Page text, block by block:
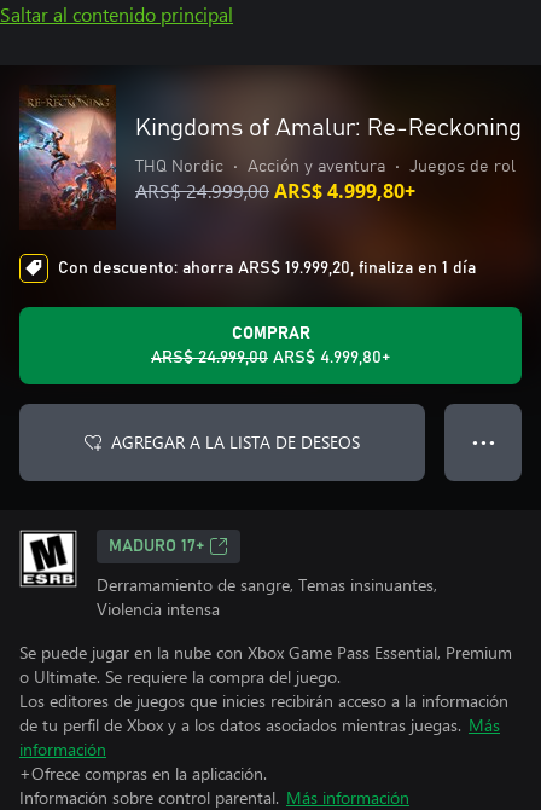
Saltar al contenido principal
Kingdoms of Amalur: Re-Reckoning
THQ Nordic • Acción y aventura • Juegos de rol
ARS$ 24.999,00ARS$ 4.999,80+
Con descuento: ahorra ARS$ 19.999,20, finaliza en 1 día
COMPRAR
ARS$ 24.999,00 ARS$ 4.999,80+
AGREGAR A LA LISTA DE DESEOS ● ● ●
MADURO 17+
Derramamiento de sangre, Temas insinuantes,
Violencia intensa
Se puede jugar en la nube con Xbox Game Pass Essential, Premium
o Ultimate. Se requiere la compra del juego.
Los editores de juegos que inicies recibirán acceso a la información
de tu perfil de Xbox y a los datos asociados mientras juegas. Más
información
+Ofrece compras en la aplicación.
Información sobre control parental. Más información